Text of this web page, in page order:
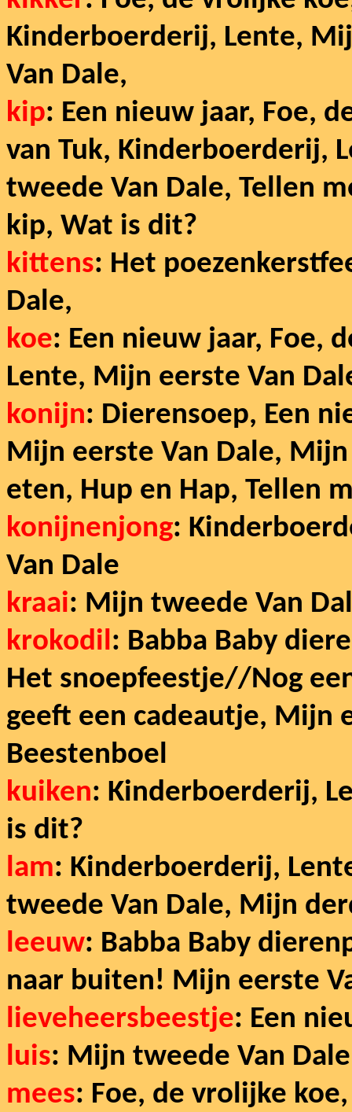
Kinderboerderij, Lente,
Van Dale,
kip: Een nieuw jaar, Foe,
van Tuk, Kinderboerderij,
tweede Van Dale, Tellen
kip, Wat is dit?
kittens: Het
Dale,
koe: Een nieuw jaar, Foe,
Lente, Mijn eerste Van
konijn: Dierensoep, Een
Mijn eerste Van Dale,
eten, Hup en Hap, Tellen
konijnenjong:
Van Dale
kraai: Mijn tweede Van
krokodil: Babba Baby
Het snoepfeestje//Nog
geeft een cadeautje, Mijn
Beestenboel
kuiken: Kinderboerderij,
is dit?
lam: Kinderboerderij,
tweede Van Dale, Mijn
leeuw: Babba Baby
naar buiten! Mijn eerste
lieveheersbeestje: Een
luis: Mijn tweede Van
mees: Foe, de vrolijke